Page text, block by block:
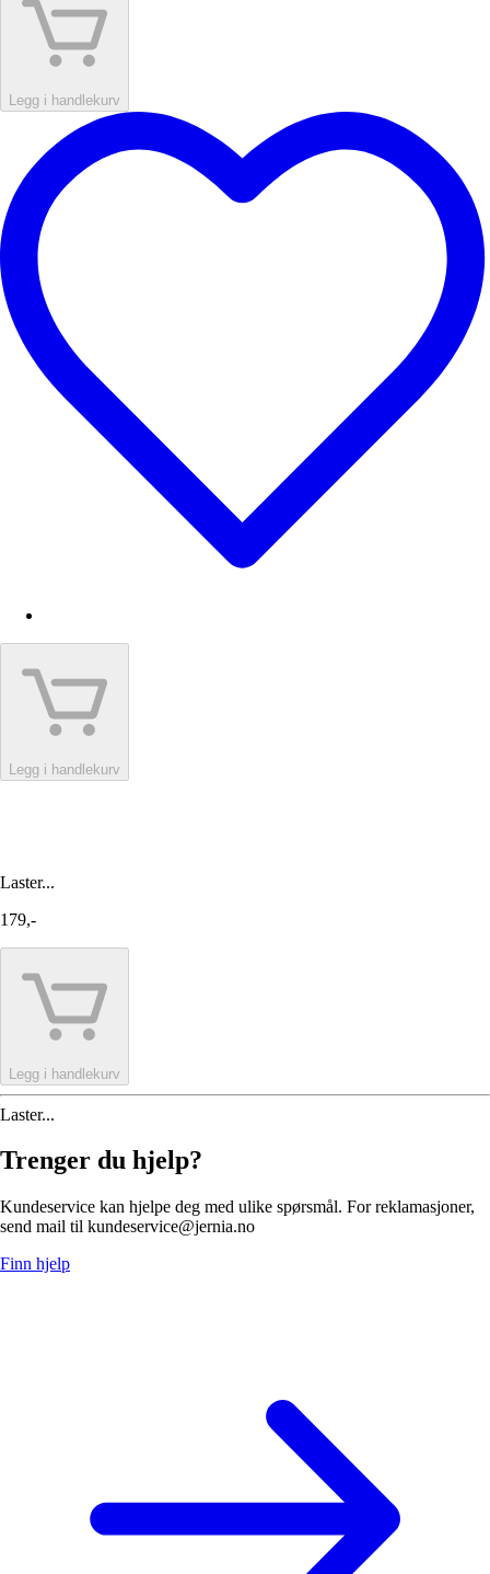
Legg i handlekurv
Legg i handlekurv
Laster...
179,-
Legg i handlekurv
Laster...
Trenger du hjelp?
Kundeservice kan hjelpe deg med ulike spørsmål. For reklamasjoner,
send mail til kundeservice@jernia.no
Finn hjelp